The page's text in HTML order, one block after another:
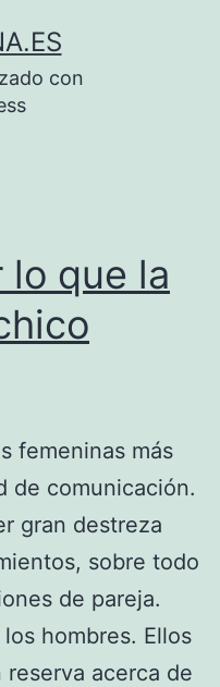
con
lo que la
femeninas más
de comunicación.
gran destreza
sobre todo
de pareja.
hombres. Ellos
acerca de